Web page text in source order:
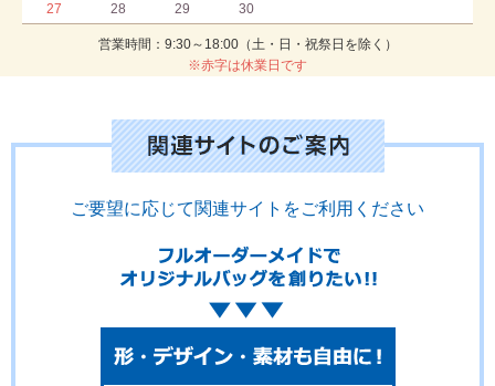
27
28 29 30
営業時間：9:30～18:00（土・日・祝祭日を除く）
※赤字は休業日です
ご要望に応じて関連サイトをご利用ください